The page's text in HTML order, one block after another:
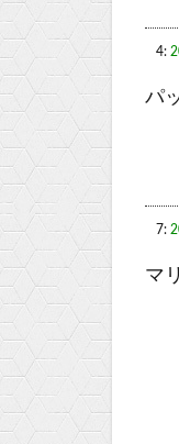
4:
パ
7:
マ